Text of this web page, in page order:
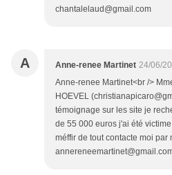
chantalelaud@gmail.com
A Anne-renee Martinet 24/06/
Anne-renee Martinet<br />
HOEVEL
témoignage sur les site je
de 55 000 euros j'ai été
méffir de tout contacte moi par